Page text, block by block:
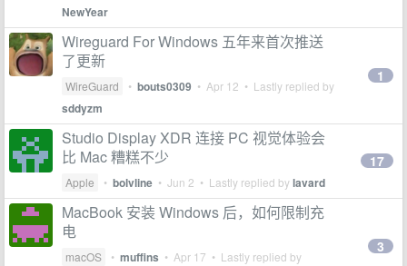
NewYear
Wireguard For Windows 五年来首次推送
了更新
WireGuard • bouts0309 • Apr 12 • Lastly replied by
sddyzm
1
Studio Display XDR 连接 PC 视觉体验会
比 Mac 糟糕不少
Apple • bolvline • Jun 2 • Lastly replied bylavard
17
MacBook 安装 Windows 后，如何限制充
电
macOS • muffins • Apr 17 • Lastly replied by
3